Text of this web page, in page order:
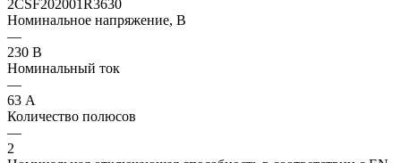
2CSF202001R3630
Номинальное напряжение, В
—
230 В
Номинальный ток
—
63 А
Количество полюсов
—
2